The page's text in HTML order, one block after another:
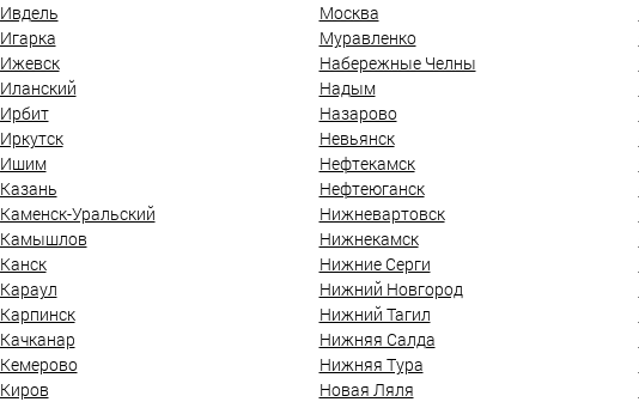
Ивдель
Игарка
Ижевск
Иланский
Ирбит
Иркутск
Ишим
Казань
Каменск-Уральский
Камышлов
Канск
Караул
Карпинск
Качканар
Кемерово
Киров
Москва
Муравленко
Набережные Челны
Надым
Назарово
Невьянск
Нефтекамск
Нефтеюганск
Нижневартовск
Нижнекамск
Нижние Серги
Нижний Новгород
Нижний Тагил
Нижняя Салда
Нижняя Тура
Новая Ляля